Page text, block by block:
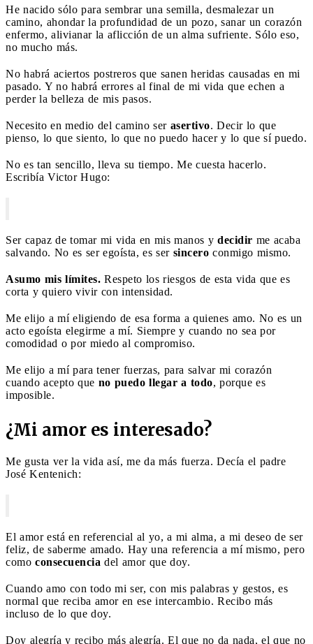
He nacido sólo para sembrar una semilla, desmalezar un
camino, ahondar la profundidad de un pozo, sanar un corazón
enfermo, alivianar la aflicción de un alma sufriente. Sólo eso,
no mucho más.
No habrá aciertos postreros que sanen heridas causadas en mi
pasado. Y no habrá errores al final de mi vida que echen a
perder la belleza de mis pasos.
Necesito en medio del camino ser asertivo. Decir lo que
pienso, lo que siento, lo que no puedo hacer y lo que sí puedo.
No es tan sencillo, lleva su tiempo. Me cuesta hacerlo.
Escribía Victor Hugo:
Ser capaz de tomar mi vida en mis manos y decidir me acaba
salvando. No es ser egoísta, es ser sincero conmigo mismo.
Asumo mis límites. Respeto los riesgos de esta vida que es
corta y quiero vivir con intensidad.
Me elijo a mí eligiendo de esa forma a quienes amo. No es un
acto egoísta elegirme a mí. Siempre y cuando no sea por
comodidad o por miedo al compromiso.
Me elijo a mí para tener fuerzas, para salvar mi corazón
cuando acepto que no puedo llegar a todo, porque es
imposible.
¿Mi amor es interesado?
Me gusta ver la vida así, me da más fuerza. Decía el padre
José Kentenich:
El amor está en referencial al yo, a mi alma, a mi deseo de ser
feliz, de saberme amado. Hay una referencia a mí mismo, pero
como consecuencia del amor que doy.
Cuando amo con todo mi ser, con mis palabras y gestos, es
normal que reciba amor en ese intercambio. Recibo más
incluso de lo que doy.
Doy alegría y recibo más alegría. El que no da nada, el que no